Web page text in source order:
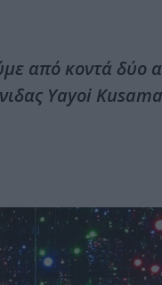
από κοντά δύο
Yayoi